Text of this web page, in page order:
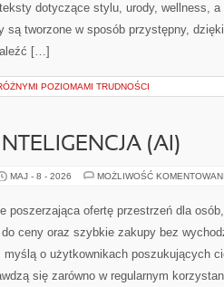
dotyczące stylu, urody, wellness,
są tworzone w sposób przystępny,
[…]
POZIOMAMI TRUDNOŚCI
(AI)
MAJ - 8 - 2026 MOŻLIWOŚĆ
poszerzająca ofertę przestrzeń dla
ceny oraz szybkie zakupy bez
myślą o użytkownikach poszukujących
się zarówno w regularnym